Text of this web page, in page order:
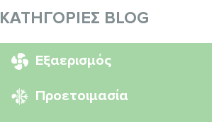
ΚΑΤΗΓΟΡΊΕΣ BLOG
Εξαερισμός
Προετοιμασία